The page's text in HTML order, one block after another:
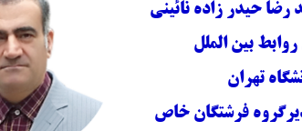
حیدر زاده نائینی
بین الملل
تهران
فرشتگان خاص